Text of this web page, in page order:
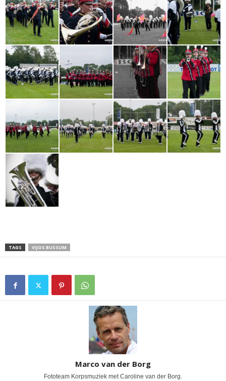
TAGS VIJOS BUSSUM
Marco van der Borg
Fototeam Korpsmuziek met Caroline van der Borg.